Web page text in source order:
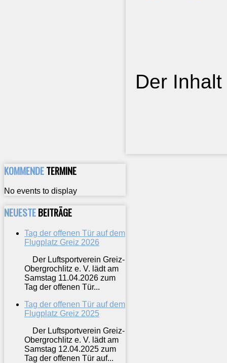
Der
KOMMENDETERMINE
No events to display
NEUESTEBEITRÄGE
Tag der offenen Tür auf dem
Flugplatz Greiz 2026
Der Luftsportverein Greiz-
Obergrochlitz e. V. lädt am
Samstag 11.04.2026 zum
Tag der offenen Tür...
Tag der offenen Tür auf dem
Flugplatz Greiz 2025
Der Luftsportverein Greiz-
Obergrochlitz e. V. lädt am
Samstag 12.04.2025 zum
Tag der offenen Tür auf...